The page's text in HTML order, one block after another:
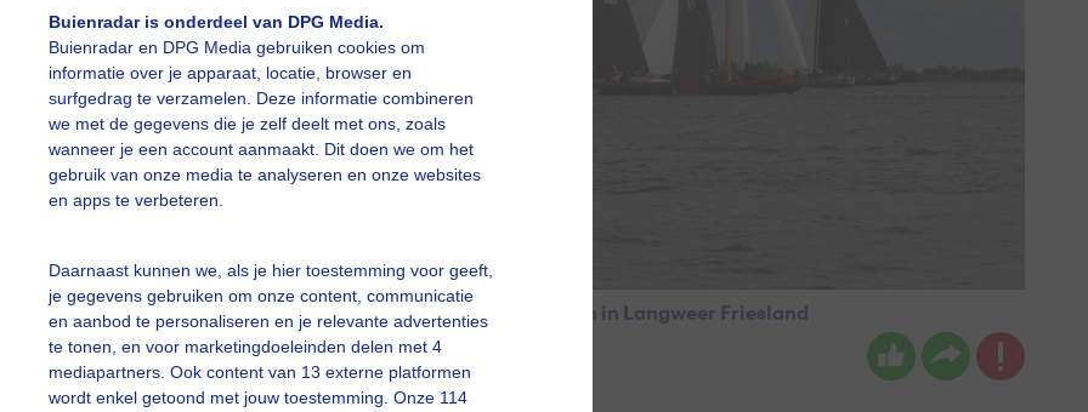
Buienradar is onderdeel van DPG Media.
Buienradar en DPG Media gebruiken cookies om
informatie over je apparaat, locatie, browser en
surfgedrag te verzamelen. Deze informatie combineren
we met de gegevens die je zelf deelt met ons, zoals
wanneer je een account aanmaakt. Dit doen we om het
gebruik van onze media te analyseren en onze websites
en apps te verbeteren.
Daarnaast kunnen we, als je hier toestemming voor geeft,
je gegevens gebruiken om onze content, communicatie
en aanbod te personaliseren en je relevante advertenties
te tonen, en voor marketingdoeleinden delen met 4
mediapartners. Ook content van 13 externe platformen
wordt enkel getoond met jouw toestemming. Onze 114
zeilweer vanmiddag bij de opening van het skûtsjeseizoen in Langweer Friesland
Albert Thibaudier Gemaakt: 03-05-2025, 58x bekeken